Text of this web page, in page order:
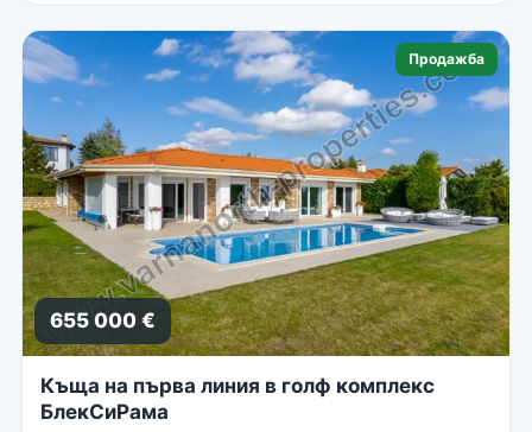
Продажба
655 000 €
Къща на първа линия в голф комплекс
БлекСиРама